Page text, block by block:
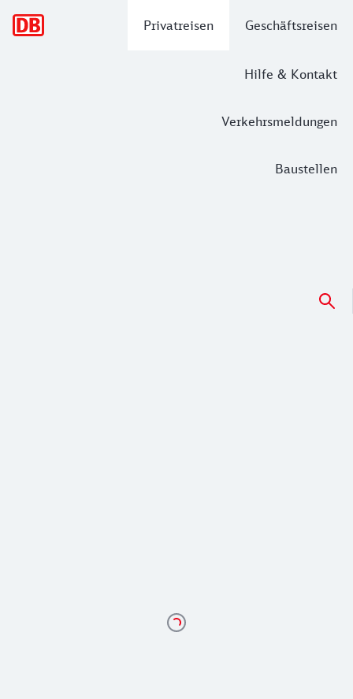
Privatreisen Geschäftsreisen
Hilfe & Kontakt
Verkehrsmeldungen
Baustellen